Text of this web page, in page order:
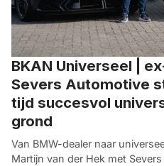
BKAN Universeel |
Severs Automotive
tijd succesvol
grond
Van BMW-dealer naar
Martijn van der Hek met